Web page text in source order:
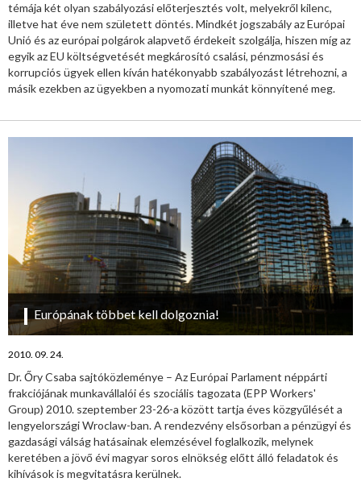
témája két olyan szabályozási előterjesztés volt, melyekről kilenc,
illetve hat éve nem született döntés. Mindkét jogszabály az Európai
Unió és az európai polgárok alapvető érdekeit szolgálja, hiszen míg az
egyik az EU költségvetését megkárosító csalási, pénzmosási és
korrupciós ügyek ellen kíván hatékonyabb szabályozást létrehozni, a
másik ezekben az ügyekben a nyomozati munkát könnyítené meg.
Európának többet kell dolgoznia!
2010. 09. 24.
Dr. Őry Csaba sajtóközleménye – Az Európai Parlament néppárti
frakciójának munkavállalói és szociális tagozata (EPP Workers'
Group) 2010. szeptember 23-26-a között tartja éves közgyűlését a
lengyelországi Wroclaw-ban. A rendezvény elsősorban a pénzügyi és
gazdasági válság hatásainak elemzésével foglalkozik, melynek
keretében a jövő évi magyar soros elnökség előtt álló feladatok és
kihívások is megvitatásra kerülnek.